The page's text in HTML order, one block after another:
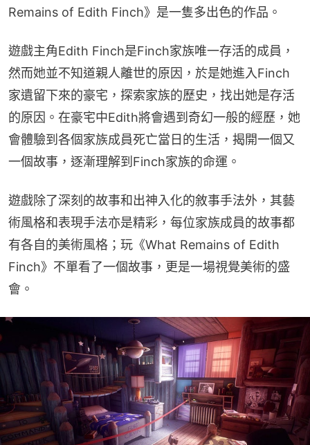
Remains of Edith Finch》是一隻多出色的作品。
遊戲主角Edith Finch是Finch家族唯一存活的成員，
然而她並不知道親人離世的原因，於是她進入Finch
家遺留下來的豪宅，探索家族的歷史，找出她是存活
的原因。在豪宅中Edith將會遇到奇幻一般的經歷，她
會體驗到各個家族成員死亡當日的生活，揭開一個又
一個故事，逐漸理解到Finch家族的命運。
遊戲除了深刻的故事和出神入化的敘事手法外，其藝
術風格和表現手法亦是精彩，每位家族成員的故事都
有各自的美術風格；玩《What Remains of Edith
Finch》不單看了一個故事，更是一場視覺美術的盛
會。